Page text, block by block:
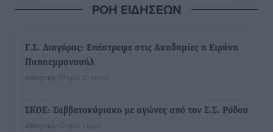
ΡΟΗ ΕΙΔΗΣΕΩΝ
Γ.Σ. Διαγόρας: Επέστρεψε στις Ακαδημίες η Ειρήνη
Παπαεμμανουήλ
Αθλητικά πριν 21 λεπτά
ΣΚΟΕ: Σαββατοκύριακο με αγώνες από τον Σ.Σ. Ρόδου
Αθλητικά πριν 1 ώρα